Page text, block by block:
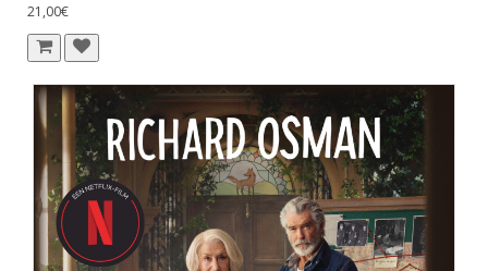
21,00€